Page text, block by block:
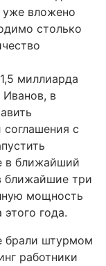
уже вложено
столько
миллиарда
Иванов, в
с
в ближайший
ближайшие три
мощность
года.
брали штурмом
работники